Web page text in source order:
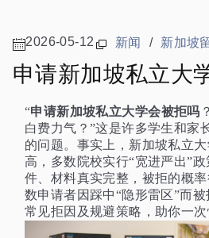
2026-05-12 新闻 / 新加坡
申请新加坡私立大
“申请新加坡私立大学会被拒吗
白费力气？”这是许多学生和家
的问题。事实上，新加坡私立
高，多数院校实行“宽进严出”
件、材料真实完整，被拒的概
数申请者因踩中“隐形雷区”而
常见拒因及规避策略，助你一次